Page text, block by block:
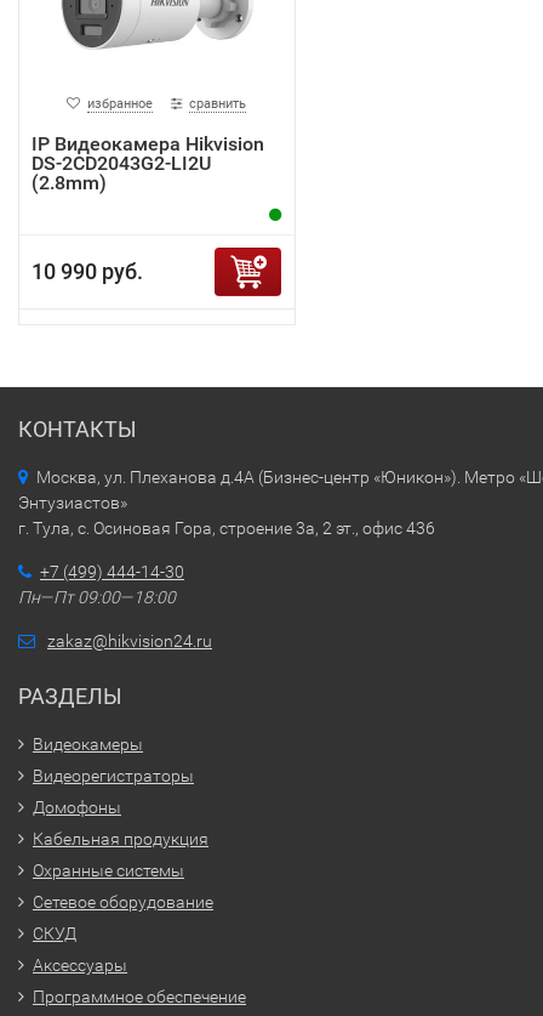
избранное сравнить
IP Видеокамера Hikvision
DS-2CD2043G2-LI2U
(2.8mm)
10 990 руб.
КОНТАКТЫ
Москва, ул. Плеханова д.4А (Бизнес-центр «Юникон»). Метро
Энтузиастов»
г. Тула, с. Осиновая Гора, строение 3а, 2 эт., офис 436
+7 (499) 444-14-30
Пн—Пт 09:00—18:00
zakaz@hikvision24.ru
РАЗДЕЛЫ
Видеокамеры
Видеорегистраторы
Домофоны
Кабельная продукция
Охранные системы
Сетевое оборудование
СКУД
Аксессуары
Программное обеспечение